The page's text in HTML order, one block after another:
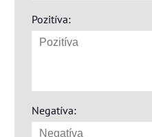
Pozitíva:
Negatíva: